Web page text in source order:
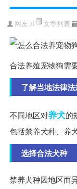
网友:zl 文章列表
合法养殖宠物狗需
了解当地法律
不同地区对养犬的
包括禁养犬种、养
选择合法犬种
禁养犬种因地区而